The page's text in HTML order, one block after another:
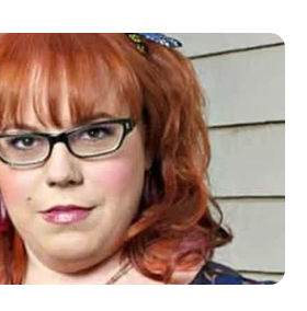
auf der Landkarte
in Königswinter
in Bonn
Pützchen-Bechlinghoven kann
wieder das größte Volksfest im